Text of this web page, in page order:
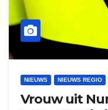
NIEUWS NIEUWS REGIO
Vrouw uit